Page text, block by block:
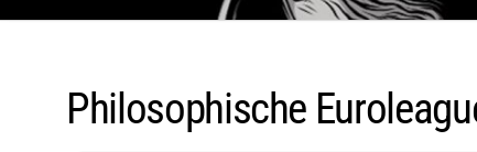
Philosophische